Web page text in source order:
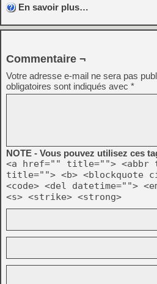
En savoir plus…
Commentaire ¬
Votre adresse e-mail ne sera pas
obligatoires sont indiqués avec *
NOTE - Vous pouvez utilisez ces
<a href="" title=""> <abbr
title=""> <b> <blockquote
<code> <del datetime="">
<s> <strike> <strong>